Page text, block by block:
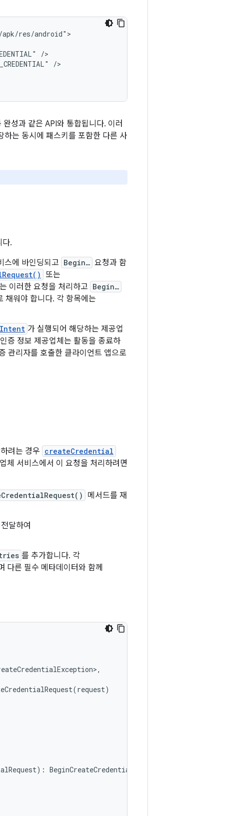
성과 같은 API와 통합됩니다. 이러
하는 동시에 패스키를 포함한 다른 사
다.
스에 바인딩되고 Begin… 요청과 함
또는
이러한 요청을 처리하고 Begin…
채워야 합니다. 각 항목에는
가 실행되어 해당하는 제공업
증 정보 제공업체는 활동을 종료하
관리자를 호출한 클라이언트 앱으로
려는 경우 createCredential
체 서비스에서 이 요청을 처리하려면
메서드를 재
달하여
를 추가합니다. 각
다른 필수 메타데이터와 함께
>,
(request)
): BeginCreateCredentialResponse?